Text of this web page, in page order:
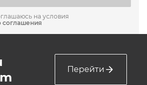
на условия
соглашения
Перейти